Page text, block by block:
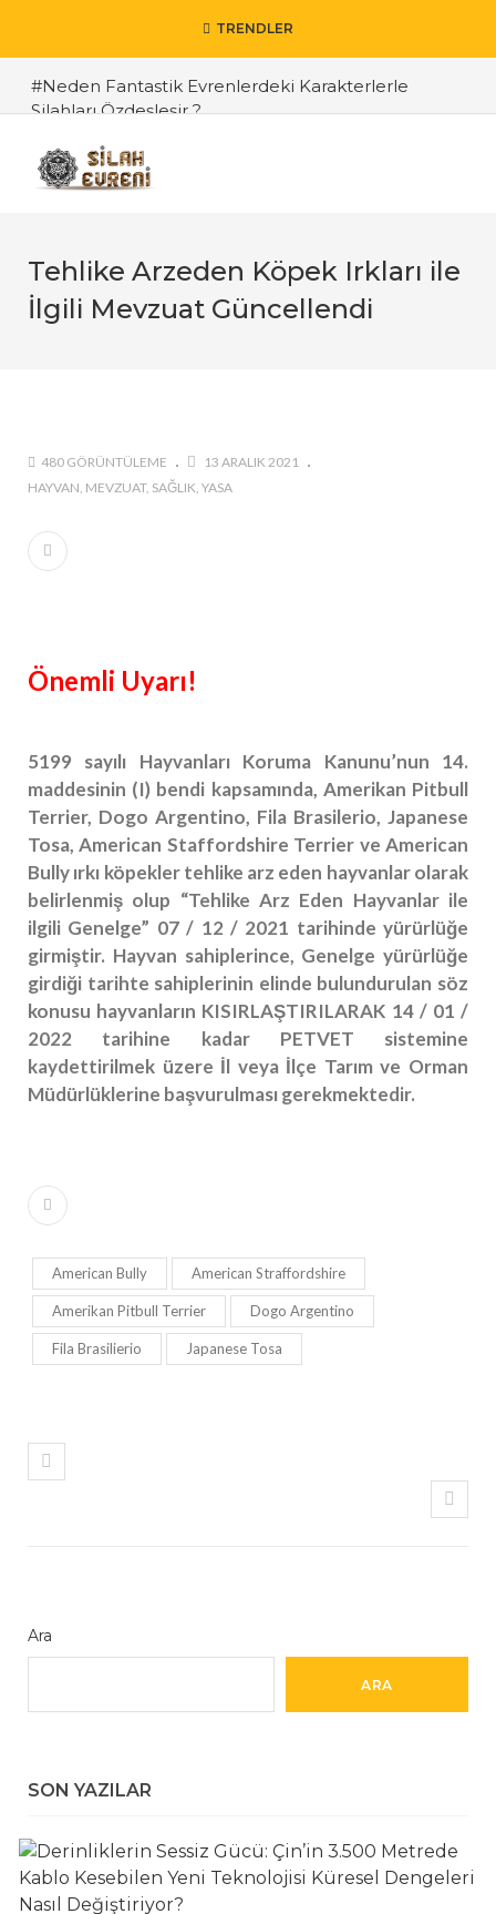
TRENDLER
#Neden Fantastik Evrenlerdeki Karakterlerle
Silahları Özdeşleşir ?
#Doğa Olayları Gerçekten Silah Olarak Kullanılabilir
mi ?
#Porno Endüstrisi Neden Silah Sanayii Tarafından
Destekleniyor ?
#Yeniçeri Kıyafetlerinde İsimler
#Atlardan Güvercinlere, Köpeklerden Develere
Kadar Savaşlarda Kullanılmış Hayvanlar
#Fantastik Evren Yazarlarının En Çok Zorlandığı
Konulardan Biri: Silah İsimlendirmesi!
Tehlike Arzeden Köpek Irkları ile
İlgili Mevzuat Güncellendi
480 GÖRÜNTÜLEME
13 ARALIK 2021
HAYVAN MEVZUAT SAĞLIK YASA
Önemli Uyarı!
5199 sayılı Hayvanları Koruma Kanunu’nun 14.
maddesinin (I) bendi kapsamında, Amerikan Pitbull
Terrier, Dogo Argentino, Fila Brasilerio, Japanese
Tosa, American Staffordshire Terrier ve American
Bully ırkı köpekler tehlike arz eden hayvanlar olarak
belirlenmiş olup “Tehlike Arz Eden Hayvanlar ile
ilgili Genelge” 07 / 12 / 2021 tarihinde yürürlüğe
girmiştir. Hayvan sahiplerince, Genelge yürürlüğe
girdiği tarihte sahiplerinin elinde bulundurulan söz
konusu hayvanların KISIRLAŞTIRILARAK 14 / 01 /
2022 tarihine kadar PETVET sistemine
kaydettirilmek üzere İl veya İlçe Tarım ve Orman
Müdürlüklerine başvurulması gerekmektedir.
American Bully American Straffordshire
Amerikan Pitbull Terrier Dogo Argentino
Fila Brasilierio Japanese Tosa
Ara
ARA
SON YAZILAR